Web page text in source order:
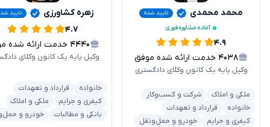
محمد محمدی
تایید شده
آماده مشاوره فوری
۴.۹
۴۰۳۸ خدمت ارائه شده موفق
وکیل پایه یک کانون وکلای دادگستری
ملکی و املاک
شرکت و کسب‌وکار
خانواده
قرارداد و تعهدات
کیفری و جرایم
خودرو و حمل‌ونقل
زهره کشاورزی تایید
۴.۷
۴۴۴۰ خدمت ارائه شده موفق
وکیل پایه یک کانون وکلای
خانواده
قرارداد و تعهدات
کیفری و جرایم
ملکی و املاک
بانکی و مطالبات
خودرو و